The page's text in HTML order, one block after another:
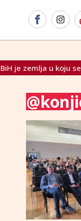
zemlja u koju se